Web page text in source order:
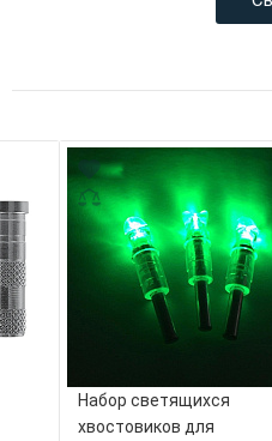
Набор светящихся
хвостовиков для